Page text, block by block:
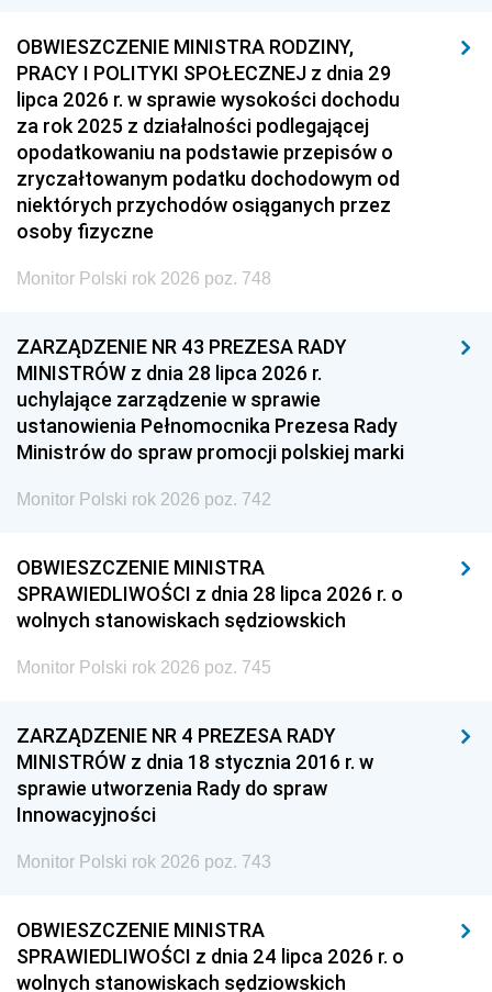
OBWIESZCZENIE MINISTRA RODZINY,
PRACY I POLITYKI SPOŁECZNEJ z dnia 29
lipca 2026 r. w sprawie wysokości dochodu
za rok 2025 z działalności podlegającej
opodatkowaniu na podstawie przepisów o
zryczałtowanym podatku dochodowym od
niektórych przychodów osiąganych przez
osoby fizyczne
Monitor Polski rok 2026 poz. 748
ZARZĄDZENIE NR 43 PREZESA RADY
MINISTRÓW z dnia 28 lipca 2026 r.
uchylające zarządzenie w sprawie
ustanowienia Pełnomocnika Prezesa Rady
Ministrów do spraw promocji polskiej marki
Monitor Polski rok 2026 poz. 742
OBWIESZCZENIE MINISTRA
SPRAWIEDLIWOŚCI z dnia 28 lipca 2026 r. o
wolnych stanowiskach sędziowskich
Monitor Polski rok 2026 poz. 745
ZARZĄDZENIE NR 4 PREZESA RADY
MINISTRÓW z dnia 18 stycznia 2016 r. w
sprawie utworzenia Rady do spraw
Innowacyjności
Monitor Polski rok 2026 poz. 743
OBWIESZCZENIE MINISTRA
SPRAWIEDLIWOŚCI z dnia 24 lipca 2026 r. o
wolnych stanowiskach sędziowskich